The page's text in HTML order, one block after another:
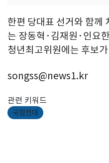
한편 당대표 선거와 함께
는 장동혁·김재원·인요
청년최고위원에는 후보
songss@news1.kr
관련 키워드
국힘전대